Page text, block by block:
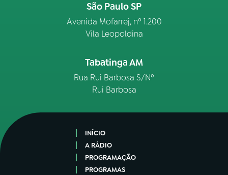
São Paulo SP
Avenida Mofarrej, nº 1.200
Vila Leopoldina
Tabatinga AM
Rua Rui Barbosa S/Nº
Rui Barbosa
INÍCIO
A RÁDIO
PROGRAMAÇÃO
PROGRAMAS